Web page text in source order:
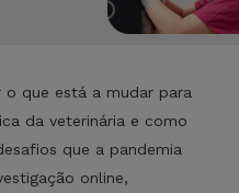
que está a mudar para
da veterinária e como
que a pandemia
online,